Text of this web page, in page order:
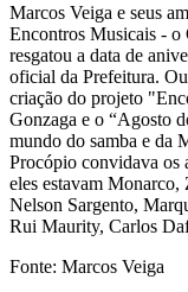
Marcos Veiga e seus
Encontros Musicais - o
resgatou a data de
oficial da Prefeitura.
criação do projeto
Gonzaga e o “Agosto
mundo do samba e da
Procópio convidava os
eles estavam
Nelson Sargento,
Rui Maurity, Carlos
Fonte: Marcos Veiga